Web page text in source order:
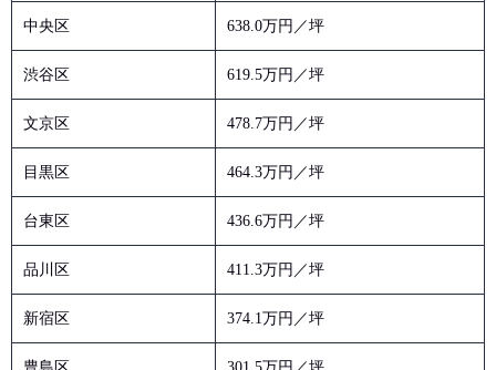
中央区 638.0万円／坪
渋谷区 619.5万円／坪
文京区 478.7万円／坪
目黒区 464.3万円／坪
台東区 436.6万円／坪
品川区 411.3万円／坪
新宿区 374.1万円／坪